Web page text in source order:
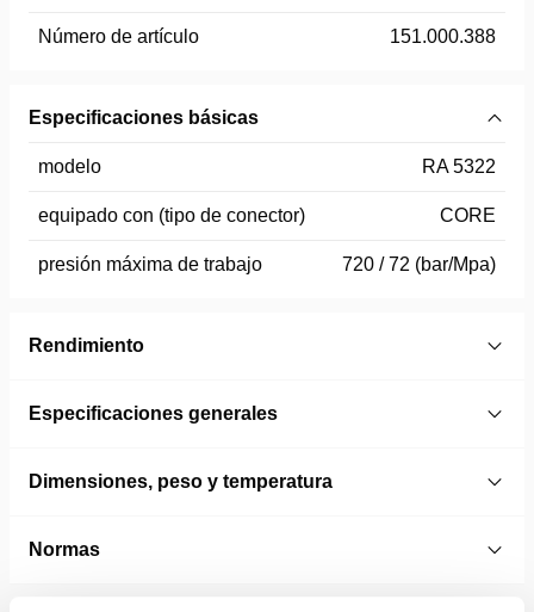
Número de artículo 151.000.388
Especificaciones básicas
modelo RA 5322
equipado con (tipo de conector) CORE
presión máxima de trabajo 720 / 72 (bar/Mpa)
Rendimiento
Especificaciones generales
Dimensiones, peso y temperatura
Normas